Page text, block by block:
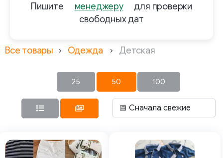
Пишите
менеджеру
для проверки
свободных дат
Все товары Одежда Детская
25 50 100